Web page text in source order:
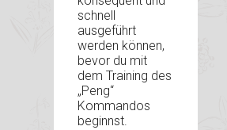
schnell
ausgeführt
werden können,
bevor du mit
dem Training des
„Peng“
Kommandos
beginnst.